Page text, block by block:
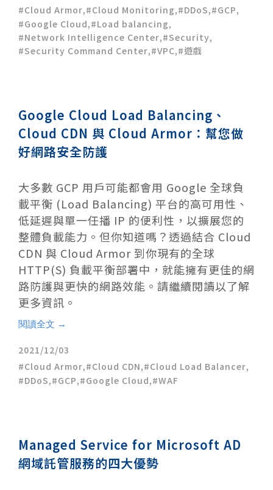
Cloud Armor, Cloud Monitoring, DDoS, GCP,
Google Cloud, Load balancing,
Network Intelligence Center, Security,
Security Command Center, VPC, 遊戲
Google Cloud Load Balancing、
Cloud CDN 與 Cloud Armor：幫您做
好網路安全防護
大多數 GCP 用戶可能都會用 Google 全球負
載平衡 (Load Balancing) 平台的高可用性、
低延遲與單一任播 IP 的便利性，以擴展您的
整體負載能力。但你知道嗎？透過結合 Cloud
CDN 與 Cloud Armor 到你現有的全球
HTTP(S) 負載平衡部署中，就能擁有更佳的網
路防護與更快的網路效能。請繼續閱讀以了解
更多資訊。
閱讀全文 →
2021/12/03
Cloud Armor, Cloud CDN, Cloud Load Balancer,
DDoS, GCP, Google Cloud, WAF
Managed Service for Microsoft AD
網域託管服務的四大優勢